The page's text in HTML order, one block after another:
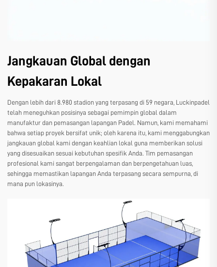
Jangkauan Global dengan
Kepakaran Lokal
Dengan lebih dari 8.980 stadion yang terpasang di 59 negara, Luckinpadel
telah meneguhkan posisinya sebagai pemimpin global dalam
manufaktur dan pemasangan lapangan Padel. Namun, kami memahami
bahwa setiap proyek bersifat unik; oleh karena itu, kami menggabungkan
jangkauan global kami dengan keahlian lokal guna memberikan solusi
yang disesuaikan sesuai kebutuhan spesifik Anda. Tim pemasangan
profesional kami sangat berpengalaman dan berpengetahuan luas,
sehingga memastikan lapangan Anda terpasang secara sempurna, di
mana pun lokasinya.